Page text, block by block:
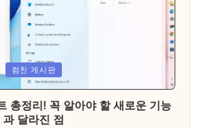
컴친 게시판
총정리! 꼭 알아야 할 새로운 기능
과 달라진 점